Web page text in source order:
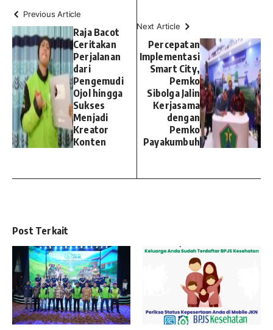
Previous Article
Raja Bacot
Ceritakan
Perjalanan
dari
Pengemudi
Ojol hingga
Sukses
Menjadi
Kreator
Konten
Next Article
Percepatan
Implementasi
Smart City,
Pemko
Sibolga Jalin
Kerjasama
dengan
Pemko
Payakumbuh
Post Terkait